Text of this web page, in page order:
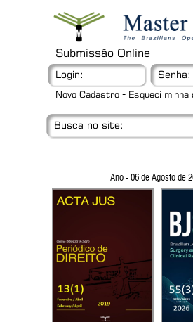
Submissão Online
Login: Senha:
Novo Cadastro - Esqueci minha
Busca no site:
Ano - 06 de Agosto de